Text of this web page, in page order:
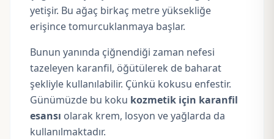
yetişir. Bu ağaç birkaç metre yüksekliğe
erişince tomurcuklanmaya başlar.
Bunun yanında çiğnendiği zaman nefesi
tazeleyen karanfil, öğütülerek de baharat
şekliyle kullanılabilir. Çünkü kokusu enfestir.
Günümüzde bu koku kozmetik için karanfil
esansı olarak krem, losyon ve yağlarda da
kullanılmaktadır.